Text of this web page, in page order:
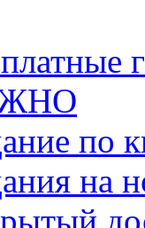
по
на